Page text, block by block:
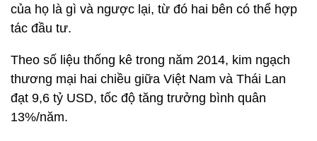
của họ là gì và ngược lại, từ đó hai bên có thể hợp
tác đầu tư.
Theo số liệu thống kê trong năm 2014, kim ngạch
thương mại hai chiều giữa Việt Nam và Thái Lan
đạt 9,6 tỷ USD, tốc độ tăng trưởng bình quân
13%/năm.